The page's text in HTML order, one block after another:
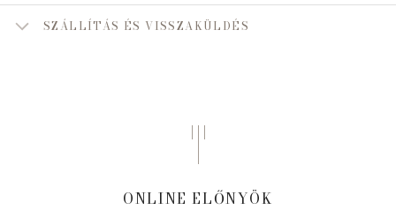
SZÁLLÍTÁS ÉS VISSZAKÜLDÉS
ONLINE ELŐNYÖK